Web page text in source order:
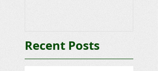
Recent Posts